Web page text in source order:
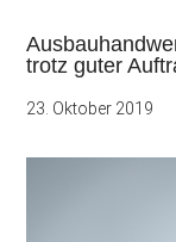
trotz guter
23. Oktober 2019